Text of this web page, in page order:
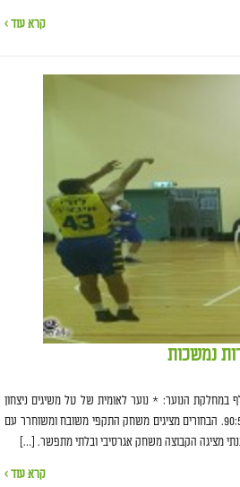
קרא עוד ›
נמשכות
במחלקת הנוער: * נוער לאומית של טל משיגים ניצחון
חשוב מאוד על בני הרצליה בתוצאה 90:56. הבחורים מציגים משחק התקפי משובח ומשוחרר עם
מציגה הקבוצה משחק אגרסיבי ובלתי מתפשר. […]
קרא עוד ›